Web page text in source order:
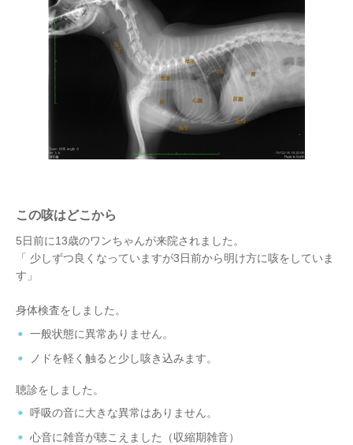
この咳はどこから
5日前に13歳のワンちゃんが来院されました。
「 少しずつ良くなっていますが3日前から明け方に咳をしていま
す」
身体検査をしました。
一般状態に異常ありません。
ノドを軽く触ると少し咳き込みます。
聴診をしました。
呼吸の音に大きな異常はありません。
心音に雑音が聴こえました（収縮期雑音）